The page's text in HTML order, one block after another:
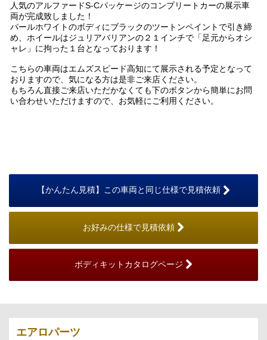
人気のアルファードS-Cパッケージのコンプリートカーの展示車
両が完成致しました！
パールホワイトのボディにブラックのツートンペイントで引き締
め、ホイールはジュリアバリアンの２１インチで「足元からオシ
ャレ」に拘った１台となっております！
こちらの車両はエムズスピード高知にて展示される予定となって
おりますので、気になる方は是非ご来店ください。
もちろん直接ご来店いただかなくても下のボタンから簡単にお問
い合わせいただけますので、お気軽にご利用ください。
【かんたん見積】この車両と同じ仕様で見積依頼
お好みの仕様で見積依頼
ボディキットカタログページ
エアロパーツ